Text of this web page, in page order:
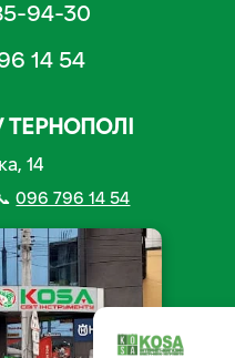
94-30
14 54
ТЕРНОПОЛІ
14
096 796 14 54